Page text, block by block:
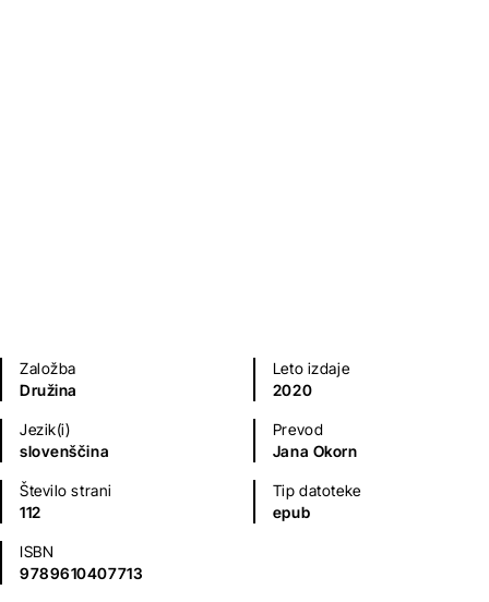
Založba
Družina
Leto izdaje
2020
Jezik(i)
slovenščina
Prevod
Jana Okorn
Število strani
112
Tip datoteke
epub
ISBN
9789610407713